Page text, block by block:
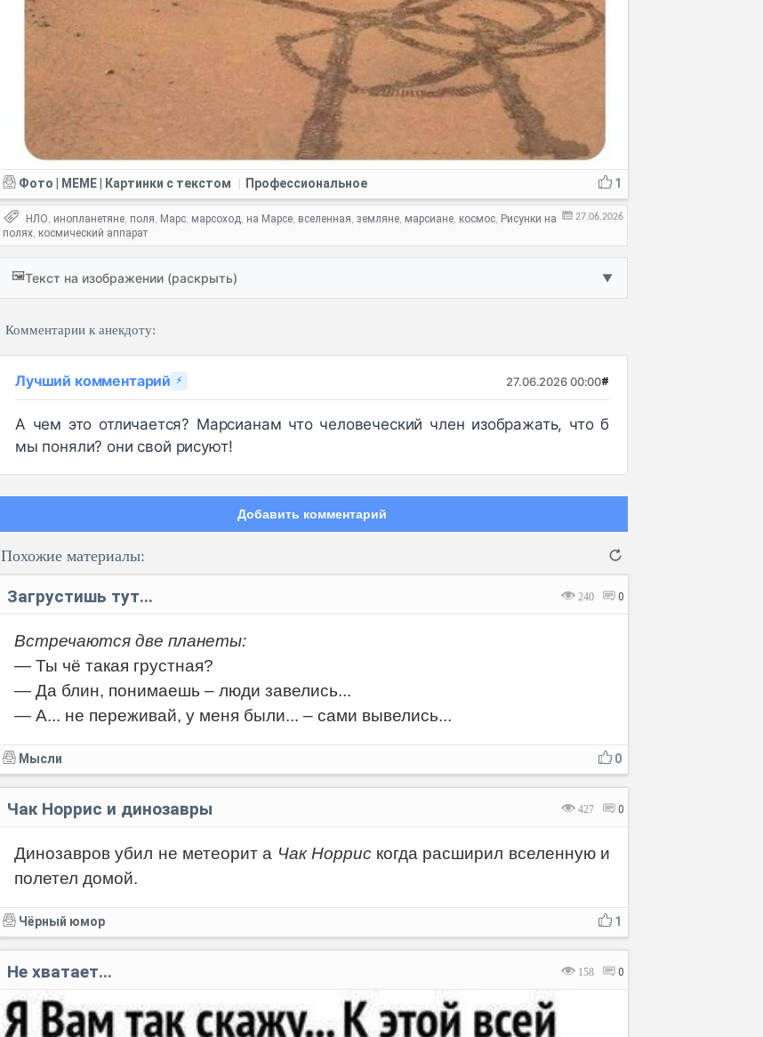
1
Фото | MEME | Картинки с текстом Профессиональное
27.06.2026
НЛО, инопланетяне, поля, Марс, марсоход, на Марсе, вселенная, земляне, марсиане, космос, Рисунки на
полях, космический аппарат
🖼️Текст на изображении (раскрыть) ▼
Комментарии к анекдоту:
Лучший комментарий ⚡ 27.06.2026 00:00#
А чем это отличается? Марсианам что человеческий член изображать, что б
мы поняли? они свой рисуют!
Добавить комментарий
Похожие материалы:
240 0
Загрустишь тут...
Встречаются две планеты:
— Ты чё такая грустная?
— Да блин, понимаешь – люди завелись...
— А... не переживай, у меня были... – сами вывелись...
0
Мысли
427 0
Чак Норрис и динозавры
Динозавров убил не метеорит а Чак Норрискогда расширил вселенную и
полетел домой.
1
Чёрный юмор
158 0
Не хватает...